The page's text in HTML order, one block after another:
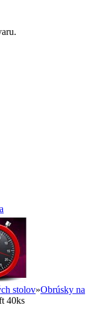
stolov»Obrúsky na
40ks